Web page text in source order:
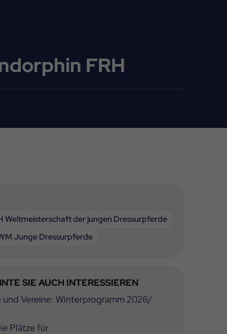
FRH
Weltmeisterschaft der jungen Dressurpferde
Junge Dressurpferde
SIE AUCH INTERESSIEREN
und Vereine: Winterprogramm 2026/
Plätze für